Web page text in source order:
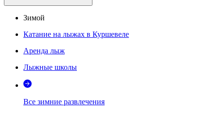
Зимой
Катание на лыжах в Куршевеле
Аренда лыж
Лыжные школы
Все зимние развлечения